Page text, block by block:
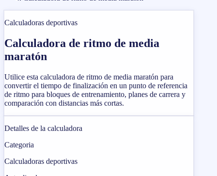
Calculadoras deportivas
Calculadora de ritmo de media
maratón
Utilice esta calculadora de ritmo de media maratón para
convertir el tiempo de finalización en un punto de referencia
de ritmo para bloques de entrenamiento, planes de carrera y
comparación con distancias más cortas.
Detalles de la calculadora
Categoria
Calculadoras deportivas